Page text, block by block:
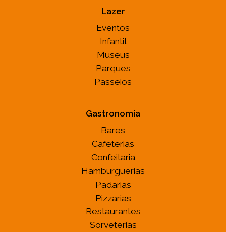
Lazer
Eventos
Infantil
Museus
Parques
Passeios
Gastronomia
Bares
Cafeterias
Confeitaria
Hamburguerias
Padarias
Pizzarias
Restaurantes
Sorveterias